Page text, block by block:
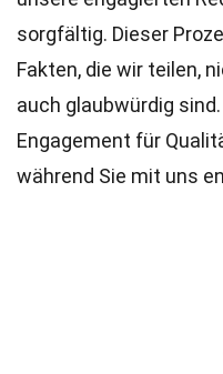
sorgfältig. Dieser
Fakten, die wir teilen,
auch glaubwürdig
Engagement für
während Sie mit uns